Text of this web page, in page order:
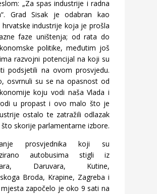
„Za spas industrije i radna
Grad Sisak je odabran kao
hrvatske industrije koja je prošla
faze uništenja; od rata do
politike, međutim još
razvojni potencijal na koji su
podsjetili na ovom prosvjedu.
osvrnuli su se na opasnost od
koju vodi naša Vlada i
u propast i ovo malo što je
ostalo te zatražili odlazak
što skorije parlamentarne izbore.
prosvjednika koji su
autobusima stigli iz
Daruvara, Kutine,
Broda, Krapine, Zagreba i
započelo je oko 9 sati na